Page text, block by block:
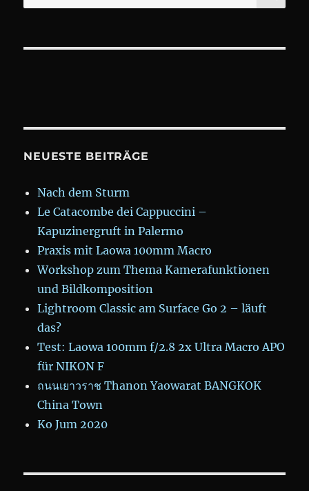
for:
NEUESTE BEITRÄGE
Nach dem Sturm
Le Catacombe dei Cappuccini –
Kapuzinergruft in Palermo
Praxis mit Laowa 100mm Macro
Workshop zum Thema Kamerafunktionen
und Bildkomposition
Lightroom Classic am Surface Go 2 – läuft
das?
Test: Laowa 100mm f/2.8 2x Ultra Macro APO
für NIKON F
ถนนเยาวราช Thanon Yaowarat BANGKOK
China Town
Ko Jum 2020